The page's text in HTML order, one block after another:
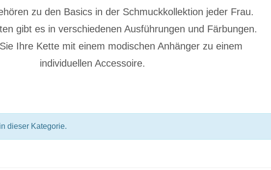
zu den Basics in der Schmuckkollektion jeder Frau.
gibt es in verschiedenen Ausführungen und Färbungen.
Ihre Kette mit einem modischen Anhänger zu einem
individuellen Accessoire.
dieser Kategorie.